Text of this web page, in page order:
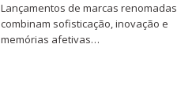
Lançamentos de marcas renomadas
combinam sofisticação, inovação e
memórias afetivas…